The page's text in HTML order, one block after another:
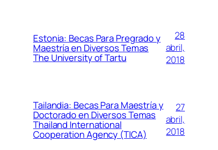
Estonia: Becas Para Pregrado y
Maestría en Diversos Temas
The University of Tartu
28
abril,
2018
Tailandia: Becas Para Maestría y
Doctorado en Diversos Temas
Thailand International
Cooperation Agency (TICA)
27
abril,
2018